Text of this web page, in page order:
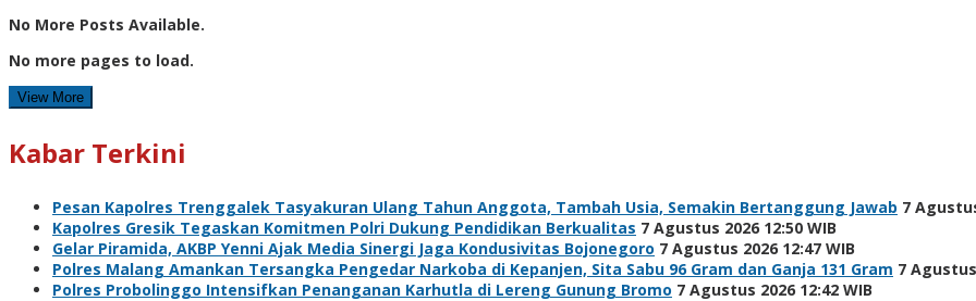
No More Posts Available.
No more pages to load.
View More
Kabar Terkini
Pesan Kapolres Trenggalek Tasyakuran Ulang Tahun Anggota, Tambah Usia, Semakin Bertanggung Jawab 7
Kapolres Gresik Tegaskan Komitmen Polri Dukung Pendidikan Berkualitas 7 Agustus 2026 12:50 WIB
Gelar Piramida, AKBP Yenni Ajak Media Sinergi Jaga Kondusivitas Bojonegoro 7 Agustus 2026 12:47 WIB
Polres Malang Amankan Tersangka Pengedar Narkoba di Kepanjen, Sita Sabu 96 Gram dan Ganja 131 Gram 7
Polres Probolinggo Intensifkan Penanganan Karhutla di Lereng Gunung Bromo 7 Agustus 2026 12:42 WIB